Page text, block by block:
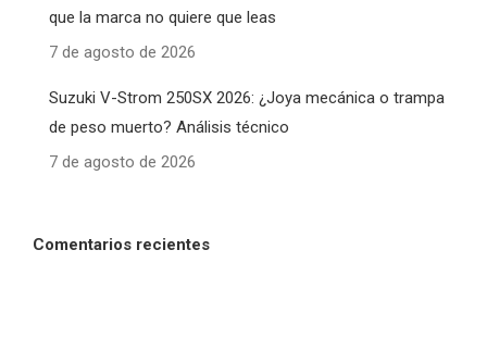
que la marca no quiere que leas
7 de agosto de 2026
Suzuki V-Strom 250SX 2026: ¿Joya mecánica o trampa
de peso muerto? Análisis técnico
7 de agosto de 2026
Comentarios recientes